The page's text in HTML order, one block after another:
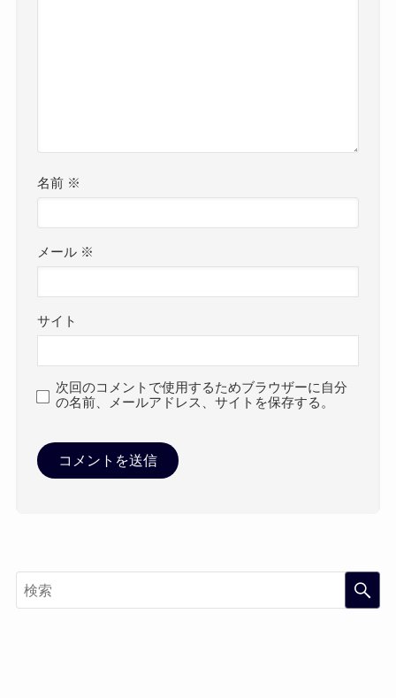
名前 ※
メール ※
サイト
次回のコメントで使用するためブラウザーに自分
の名前、メールアドレス、サイトを保存する。